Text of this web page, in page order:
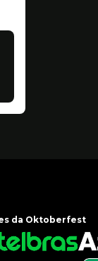
da Oktoberfest